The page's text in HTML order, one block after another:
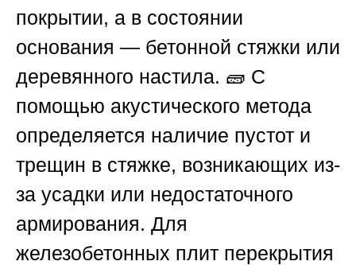
покрытии, а в состоянии
основания — бетонной стяжки или
деревянного настила. 🧱 С
помощью акустического метода
определяется наличие пустот и
трещин в стяжке, возникающих из-
за усадки или недостаточного
армирования. Для
железобетонных плит перекрытия